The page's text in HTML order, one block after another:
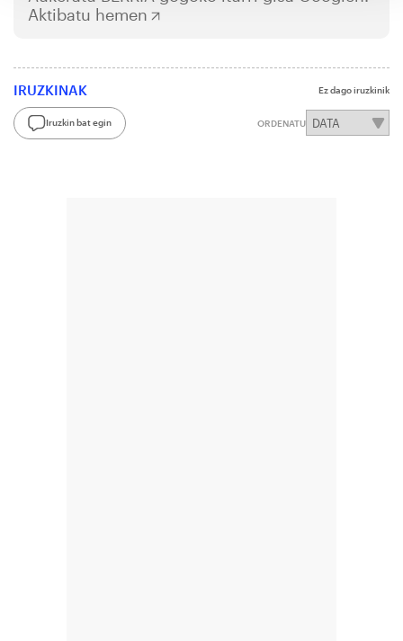
Aktibatu hemen
IRUZKINAK Ez dago iruzkinik
Iruzkin bat egin ORDENATU